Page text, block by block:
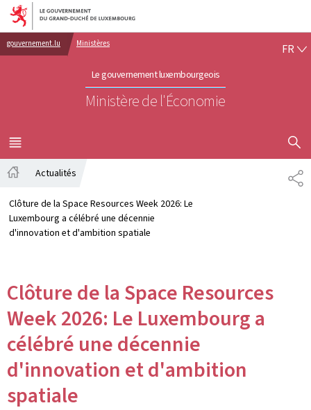
Aller au menu principal
Aller au contenu
gouvernement.lu Ministères
Le gouvernement luxembourgeois
Ministère de l'Économie
FR
MENU
PRINCIPAL
Actualités
Clôture de la Space Resources Week 2026: Le
Luxembourg a célébré une décennie
d'innovation et d'ambition spatiale
Clôture de la Space Resources
Week 2026: Le Luxembourg a
célébré une décennie
d'innovation et d'ambition
spatiale